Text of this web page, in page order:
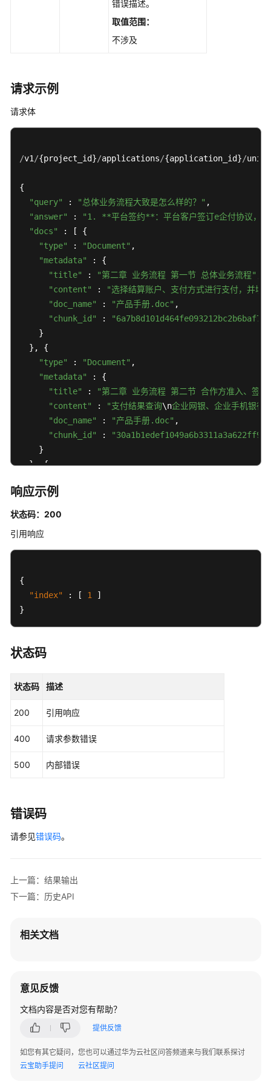
错误描述。
取值范围：
不涉及
请求示例
请求体
/v1 /{project_id}/applications/{application_id}/uni
{
"query"
: "总体业务流程大致是怎么样的？" ,
"answer"
:
"1. **平台签约**：平台客户签订e企付协议，由
"docs"
: [ {
"type"
: "Document" ,
"metadata"
: {
"title"
: "第二章 业务流程 第一节 总体业务流程"
"content"
:
"选择结算账户、支付方式进行支付，并填
"doc_name"
: "产品手册.doc" ,
"chunk_id"
:
    }
  }, {
"type"
: "Document" ,
"metadata"
: {
"title"
:
"第二章 业务流程 第二节 合作方准入、签
"content"
: "支付结果查询\n企业网银、企业手机银行
"doc_name"
: "产品手册.doc" ,
"chunk_id"
:
    }
  }, {
"metadata"
"chunk_id" :
  } ]
响应示例
状态码：200
引用响应
{
"index"
: [ 1
]
}
状态码
状态码 描述
200 引用响应
400 请求参数错误
500 内部错误
错误码
请参见错误码。
上一篇：结果输出
下一篇：历史API
相关文档
意见反馈
文档内容是否对您有帮助？
提供反馈
如您有其它疑问，您也可以通过华为云社区问答频道来与我们联系探讨
云宝助手提问
云社区提问